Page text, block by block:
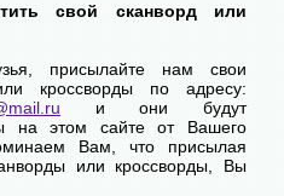
свой сканворд или
присылайте нам свои
кроссворды по адресу:
и они будут
на этом сайте от Вашего
Вам, что присылая
или кроссворды, Вы